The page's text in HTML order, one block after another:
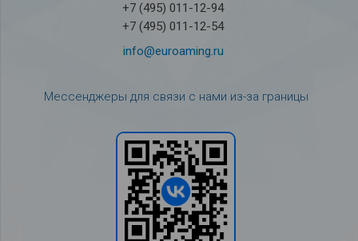
+7 (495) 011-12-94
+7 (495) 011-12-54
info@euroaming.ru
Мессенджеры для связи с нами из-за границы